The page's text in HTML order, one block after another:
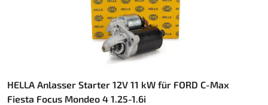
HELLA Anlasser Starter 12V 11 kW für FORD C-Max
Fiesta Focus Mondeo 4 1.25-1.6i